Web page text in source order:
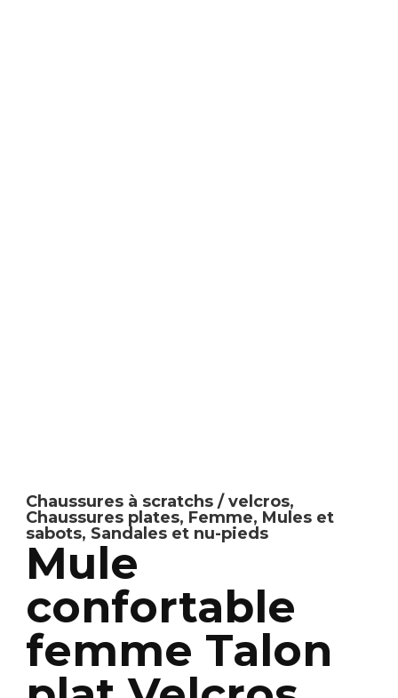
Chaussures à scratchs / velcros,
Chaussures plates, Femme, Mules et
sabots, Sandales et nu-pieds
Mule
confortable
femme Talon